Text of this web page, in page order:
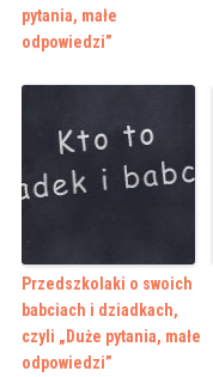
pytania, małe
odpowiedzi”
Przedszkolaki o swoich
babciach i dziadkach,
czyli „Duże pytania, małe
odpowiedzi”